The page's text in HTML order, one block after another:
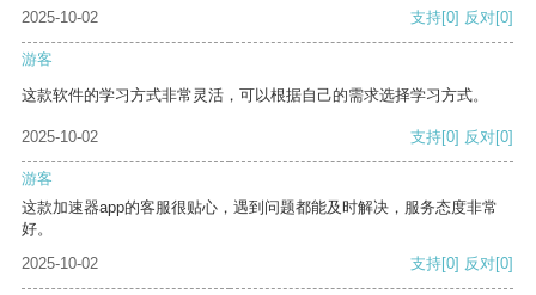
2025-10-02
支持[0] 反对[0]
游客
这款软件的学习方式非常灵活，可以根据自己的需求选择学习方式。
2025-10-02 支持[0] 反对[0]
游客
这款加速器app的客服很贴心，遇到问题都能及时解决，服务态度非常
好。
2025-10-02
支持[0] 反对[0]